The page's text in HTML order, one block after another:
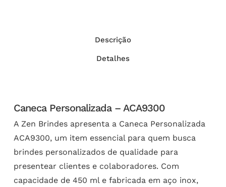
Descrição
Detalhes
Caneca Personalizada – ACA9300
A Zen Brindes apresenta a Caneca Personalizada
ACA9300, um item essencial para quem busca
brindes personalizados de qualidade para
presentear clientes e colaboradores. Com
capacidade de 450 ml e fabricada em aço inox,